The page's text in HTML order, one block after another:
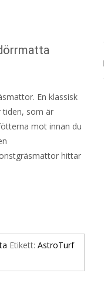
En klassisk
tiden, som är
mot innan du
hittar
Etikett:AstroTurf